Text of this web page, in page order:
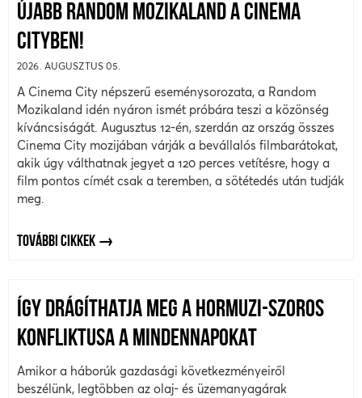
ÚJABB RANDOM MOZIKALAND A CINEMA
CITYBEN!
2026. AUGUSZTUS 05.
A Cinema City népszerű eseménysorozata, a Random
Mozikaland idén nyáron ismét próbára teszi a közönség
kíváncsiságát. Augusztus 12-én, szerdán az ország összes
Cinema City mozijában várják a bevállalós filmbarátokat,
akik úgy válthatnak jegyet a 120 perces vetítésre, hogy a
film pontos címét csak a teremben, a sötétedés után tudják
meg.
TOVÁBBI CIKKEK
ÍGY DRÁGÍTHATJA MEG A HORMUZI-SZOROS
KONFLIKTUSA A MINDENNAPOKAT
Amikor a háborúk gazdasági következményeiről
beszélünk, legtöbben az olaj- és üzemanyagárak